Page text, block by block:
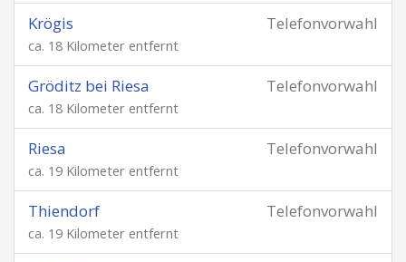
Telefonvorwahl
Krögis
ca. 18 Kilometer entfernt
Telefonvorwahl
Gröditz bei Riesa
ca. 18 Kilometer entfernt
Telefonvorwahl
Riesa
ca. 19 Kilometer entfernt
Telefonvorwahl
Thiendorf
ca. 19 Kilometer entfernt